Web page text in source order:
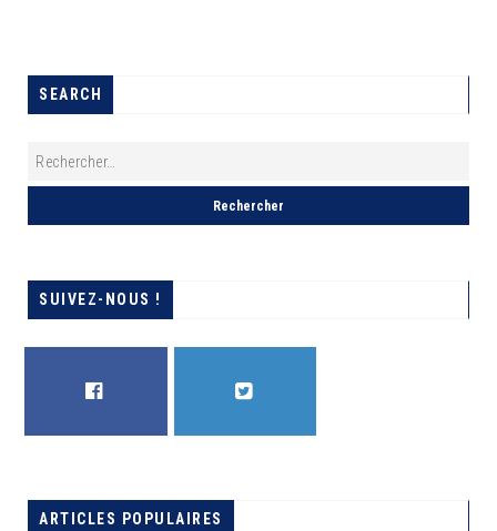
SEARCH
SUIVEZ-NOUS !
ARTICLES POPULAIRES
AS V CLUB-AL MASRY : LA VEILLÉE D’ARMES